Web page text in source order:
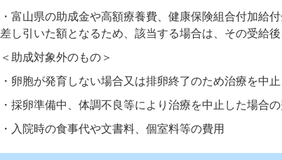
・富山県の助成金や高額療養費、健康保険組合付加給
差し引いた額となるため、該当する場合は、その受給
＜助成対象外のもの＞
・卵胞が発育しない場合又は排卵終了のため治療を中
・採卵準備中、体調不良等により治療を中止した場合
・入院時の食事代や文書料、個室料等の費用